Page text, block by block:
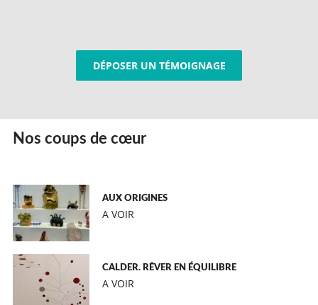
DÉPOSER UN TÉMOIGNAGE
Nos coups de cœur
AUX ORIGINES
A VOIR
CALDER. RÊVER EN ÉQUILIBRE
A VOIR